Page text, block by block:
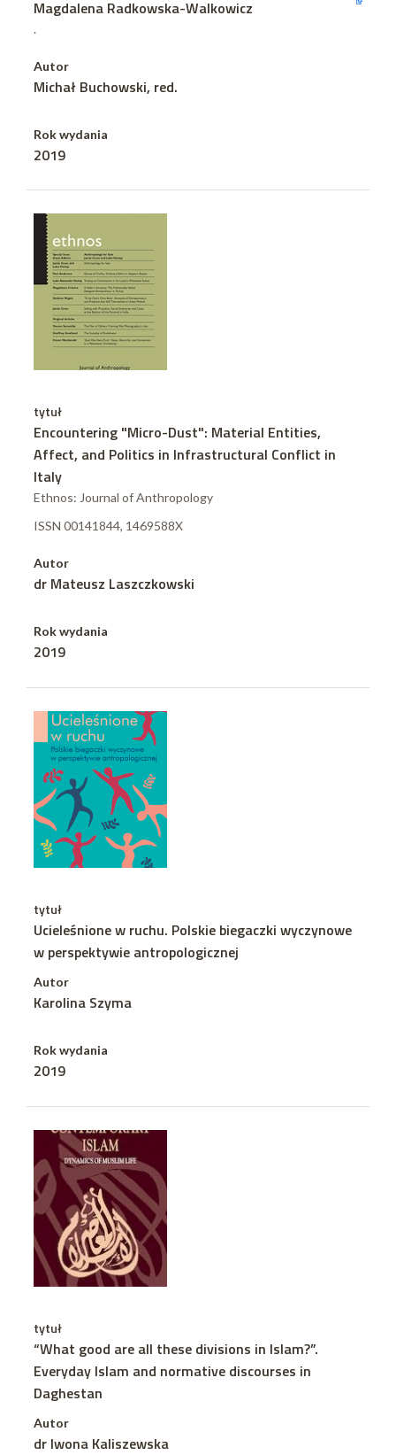
Magdalena Radkowska-Walkowicz
.
Autor
Michał Buchowski, red.
Rok wydania
2019
tytuł
Encountering "Micro-Dust": Material Entities,
Affect, and Politics in Infrastructural Conflict in
Italy
Ethnos: Journal of Anthropology
ISSN 00141844, 1469588X
Autor
dr Mateusz Laszczkowski
Rok wydania
2019
tytuł
Ucieleśnione w ruchu. Polskie biegaczki wyczynowe
w perspektywie antropologicznej
Autor
Karolina Szyma
Rok wydania
2019
tytuł
“What good are all these divisions in Islam?”.
Everyday Islam and normative discourses in
Daghestan
Autor
dr Iwona Kaliszewska